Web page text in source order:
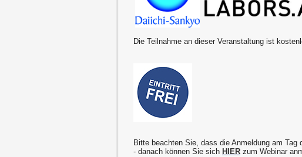
Die Teilnahme an dieser Veranstaltung ist
Bitte beachten Sie, dass die Anmeldung am
- danach können Sie sich HIER zum Webinar